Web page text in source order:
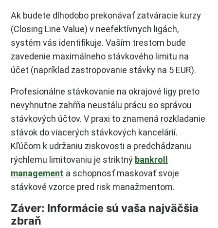
Ak budete dlhodobo prekonávať zatváracie kurzy
(Closing Line Value) v neefektívnych ligách,
systém vás identifikuje. Vaším trestom bude
zavedenie maximálneho stávkového limitu na
účet (napríklad zastropovanie stávky na 5 EUR).
Profesionálne stávkovanie na okrajové ligy preto
nevyhnutne zahŕňa neustálu prácu so správou
stávkových účtov. V praxi to znamená rozkladanie
stávok do viacerých stávkových kancelárií.
Kľúčom k udržaniu ziskovosti a predchádzaniu
rýchlemu limitovaniu je striktný bankroll
management a schopnosť maskovať svoje
stávkové vzorce pred risk manažmentom.
Záver: Informácie sú vaša najväčšia
zbraň